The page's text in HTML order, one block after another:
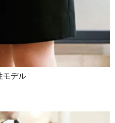
モデル